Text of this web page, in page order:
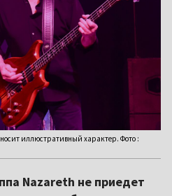
иллюстративный характер. Фото :
Nazareth не приедет